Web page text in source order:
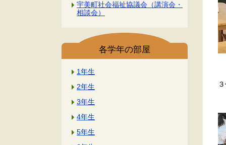
宇美町社会福祉協議会（講演会・
相談会）
各学年の部屋
1年生
2年生
3年生
4年生
5年生